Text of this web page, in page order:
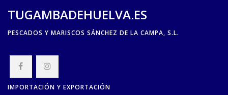
TUGAMBADEHUELVA.ES
PESCADOS Y MARISCOS SÁNCHEZ DE LA CAMPA, S.L.
IMPORTACIÓN Y EXPORTACIÓN